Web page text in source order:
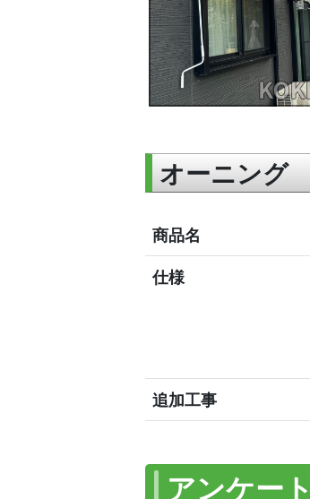
オーニング
商品名
仕様
追加工事
アンケート